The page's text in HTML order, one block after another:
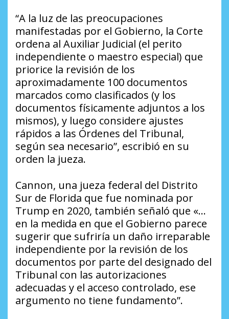
“A la luz de las preocupaciones
manifestadas por el Gobierno, la Corte
ordena al Auxiliar Judicial (el perito
independiente o maestro especial) que
priorice la revisión de los
aproximadamente 100 documentos
marcados como clasificados (y los
documentos físicamente adjuntos a los
mismos), y luego considere ajustes
rápidos a las Órdenes del Tribunal,
según sea necesario”, escribió en su
orden la jueza.
Cannon, una jueza federal del Distrito
Sur de Florida que fue nominada por
Trump en 2020, también señaló que «…
en la medida en que el Gobierno parece
sugerir que sufriría un daño irreparable
independiente por la revisión de los
documentos por parte del designado del
Tribunal con las autorizaciones
adecuadas y el acceso controlado, ese
argumento no tiene fundamento”.